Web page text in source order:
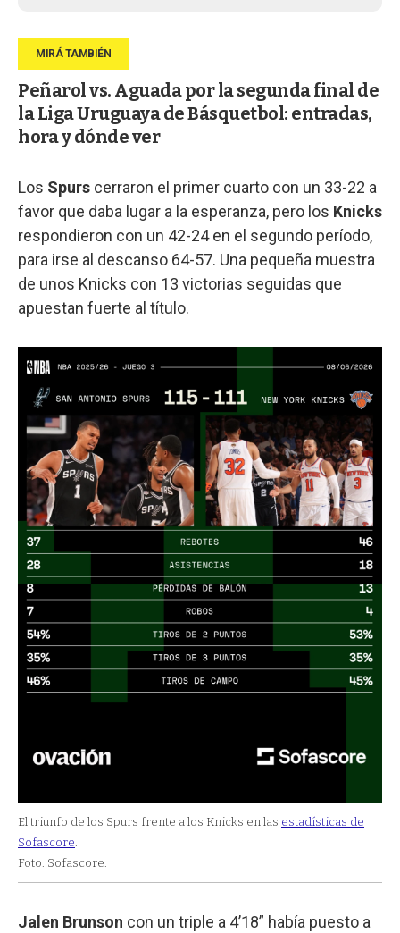
Peñarol vs. Aguada por la segunda final de
la Liga Uruguaya de Básquetbol: entradas,
hora y dónde ver
Los Spurs cerraron el primer cuarto con un 33-22 a
favor que daba lugar a la esperanza, pero los Knicks
respondieron con un 42-24 en el segundo período,
para irse al descanso 64-57. Una pequeña muestra
de unos Knicks con 13 victorias seguidas que
apuestan fuerte al título.
El triunfo de los Spurs frente a los Knicks en las estadísticas de
Sofascore.
Foto: Sofascore.
Jalen Brunson con un triple a 4’18” había puesto a